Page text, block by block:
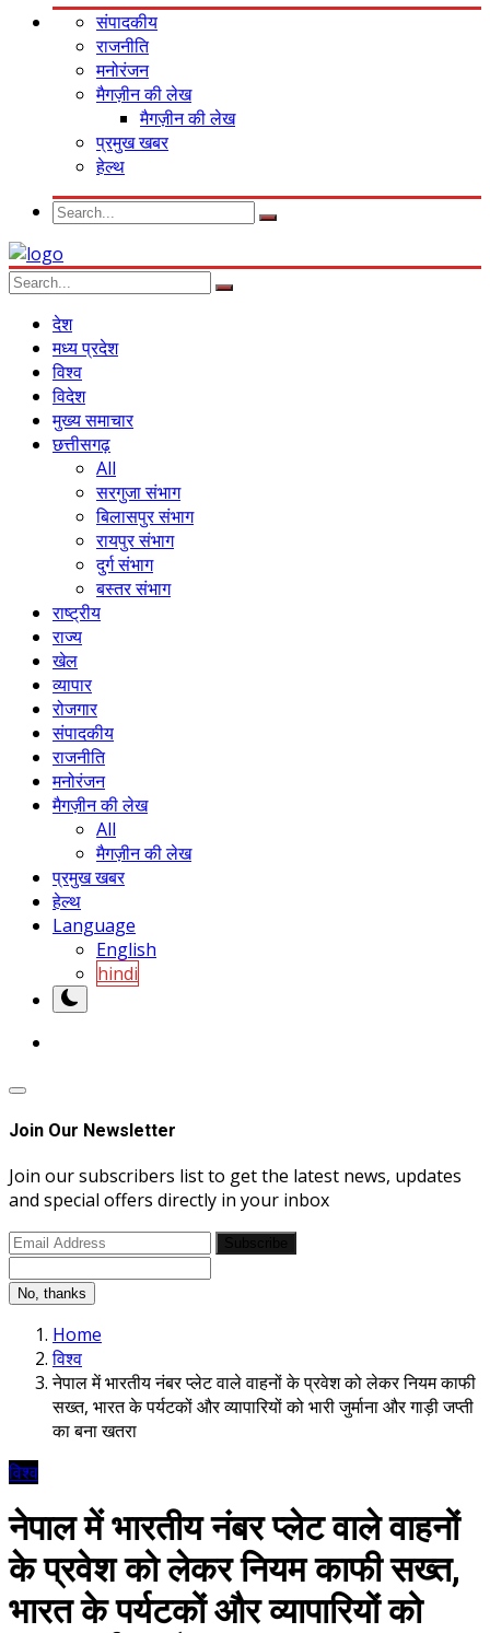
संपादकीय
राजनीति
मनोरंजन
मैगज़ीन की लेख
मैगज़ीन की लेख
प्रमुख खबर
हेल्थ
देश
मध्य प्रदेश
विश्व
विदेश
मुख्य समाचार
छत्तीसगढ़
All
सरगुजा संभाग
बिलासपुर संभाग
रायपुर संभाग
दुर्ग संभाग
बस्तर संभाग
राष्ट्रीय
राज्य
खेल
व्यापार
रोजगार
संपादकीय
राजनीति
मनोरंजन
मैगज़ीन की लेख
All
मैगज़ीन की लेख
प्रमुख खबर
हेल्थ
Language
English
hindi
Join Our Newsletter
Join our subscribers list to get the latest news, updates
and special offers directly in your inbox
No, thanks
Home
विश्व
नेपाल में भारतीय नंबर प्लेट वाले वाहनों के प्रवेश को लेकर नियम काफी
सख्त, भारत के पर्यटकों और व्यापारियों को भारी जुर्माना और गाड़ी जप्ती
का बना खतरा
विश्व
नेपाल में भारतीय नंबर प्लेट वाले वाहनों
के प्रवेश को लेकर नियम काफी सख्त,
भारत के पर्यटकों और व्यापारियों को